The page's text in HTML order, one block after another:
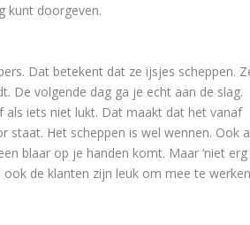
kunt doorgeven.
Dat betekent dat ze ijsjes scheppen.
De volgende dag ga je echt aan de slag.
als iets niet lukt. Dat maakt dat het vanaf
Het scheppen is wel wennen. Ook
blaar op je handen komt. Maar ‘niet erg
de klanten zijn leuk om mee te